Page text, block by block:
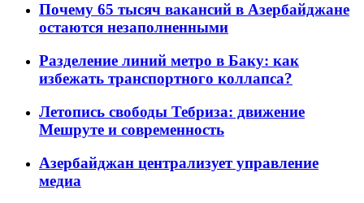
Почему 65 тысяч вакансий в Азербайджане
остаются незаполненными
Разделение линий метро в Баку: как
избежать транспортного коллапса?
Летопись свободы Тебриза: движение
Мешруте и современность
Азербайджан централизует управление
медиа